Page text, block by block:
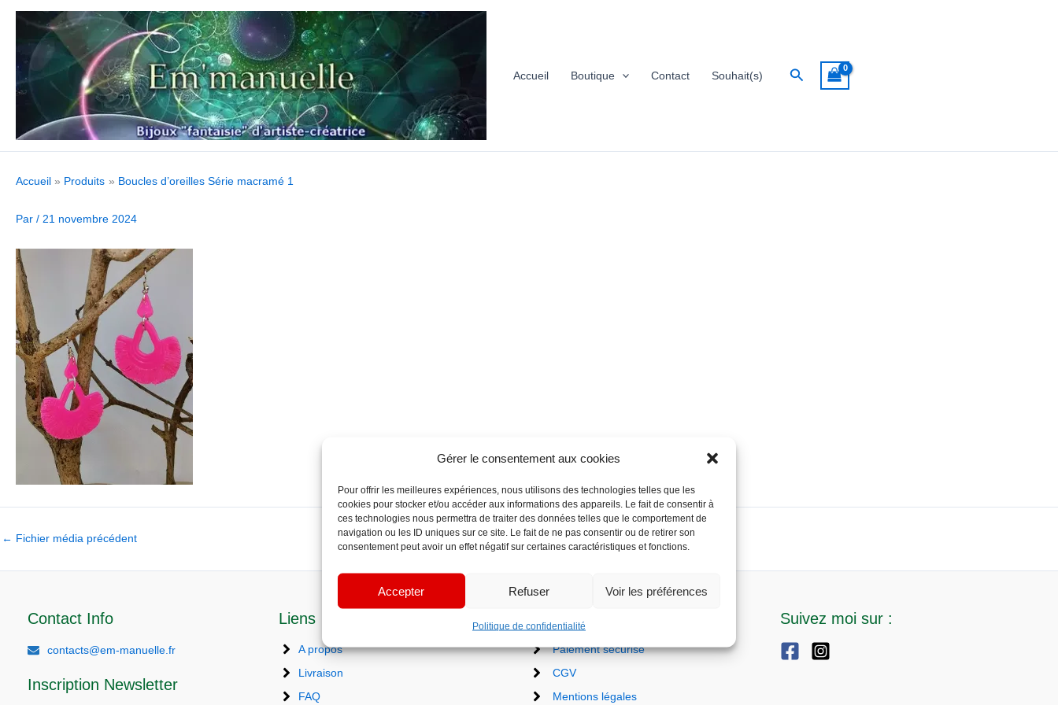
Gérer le consentement aux cookies
Pour offrir les meilleures expériences, nous utilisons des technologies telles que les
cookies pour stocker et/ou accéder aux informations des appareils. Le fait de consentir à
ces technologies nous permettra de traiter des données telles que le comportement de
navigation ou les ID uniques sur ce site. Le fait de ne pas consentir ou de retirer son
consentement peut avoir un effet négatif sur certaines caractéristiques et fonctions.
Accepter Refuser Voir les préférences
Politique de confidentialité
contenu
Accueil Boutique Contact Souhait(s) Rechercher
Accueil Produits Boucles d’oreilles Série macramé 1
Par / 21 novembre 2024
← Fichier média précédent
Contact Info
contacts@em-manuelle.fr
Inscription Newsletter
Liens
A propos
Livraison
FAQ
Liens utiles
Paiement sécurisé
CGV
Mentions légales
Suivez moi sur :